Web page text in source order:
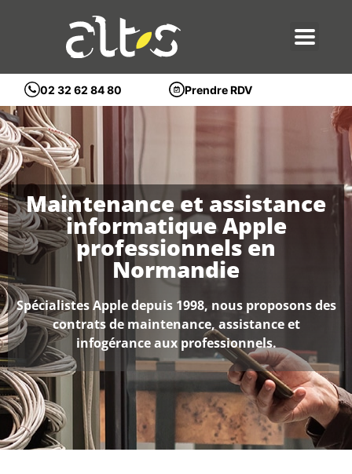
02 32 62 84 80 Prendre RDV
Maintenance et assistance
informatique Apple
professionnels en
Normandie
Spécialistes Apple depuis 1998, nous proposons des
contrats de maintenance, assistance et
infogérance aux professionnels.